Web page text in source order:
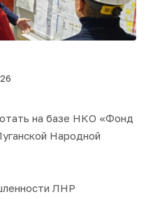
на базе НКО «Фонд
Народной
ЛНР